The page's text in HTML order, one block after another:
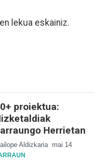
lekua eskainiz.
proiektua:
Herrietan
Aldizkaria mai 14